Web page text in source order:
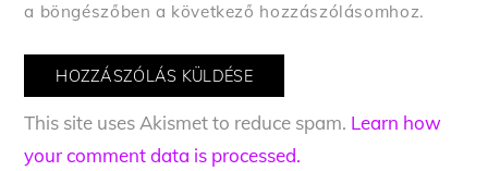
a böngészőben a következő hozzászólásomhoz.
This site uses Akismet to reduce spam. Learn how
your comment data is processed.